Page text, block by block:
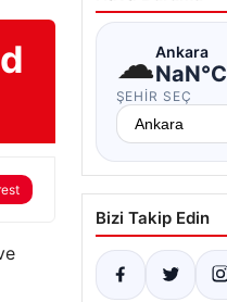
☁Ankara
NaN°C
ŞEHIR SEÇ
Bizi Takip Edin